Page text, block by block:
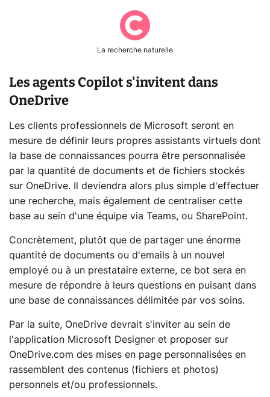
La recherche naturelle
Les agents Copilot s'invitent dans
OneDrive
Les clients professionnels de Microsoft seront en
mesure de définir leurs propres assistants virtuels dont
la base de connaissances pourra être personnalisée
par la quantité de documents et de fichiers stockés
sur OneDrive. Il deviendra alors plus simple d'effectuer
une recherche, mais également de centraliser cette
base au sein d'une équipe via Teams, ou SharePoint.
Concrètement, plutôt que de partager une énorme
quantité de documents ou d'emails à un nouvel
employé ou à un prestataire externe, ce bot sera en
mesure de répondre à leurs questions en puisant dans
une base de connaissances délimitée par vos soins.
Par la suite, OneDrive devrait s'inviter au sein de
l'application Microsoft Designer et proposer sur
OneDrive.com des mises en page personnalisées en
rassemblent des contenus (fichiers et photos)
personnels et/ou professionnels.